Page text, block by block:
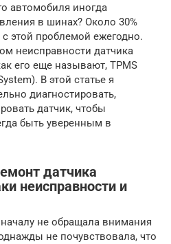
автомобиля иногда
в шинах? Около 30%
этой проблемой ежегодно.
неисправности датчика
его еще называют, TPMS
В этой статье я
диагностировать,
датчик, чтобы
быть уверенным в
датчика
неисправности и
не обращала внимания
не почувствовала, что